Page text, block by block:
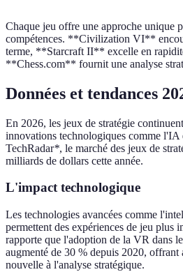
Chaque jeu offre une approche unique
compétences. **Civilization VI**
terme, **Starcraft II** excelle en
**Chess.com** fournit une analyse
Données et tendances
En 2026, les jeux de stratégie
innovations technologiques comme l'IA
TechRadar*, le marché des jeux de
milliards de dollars cette année.
L'impact technologique
Les technologies avancées comme
permettent des expériences de jeu plus
rapporte que l'adoption de la VR dans
augmenté de 30 % depuis 2020, offrant
nouvelle à l'analyse stratégique.